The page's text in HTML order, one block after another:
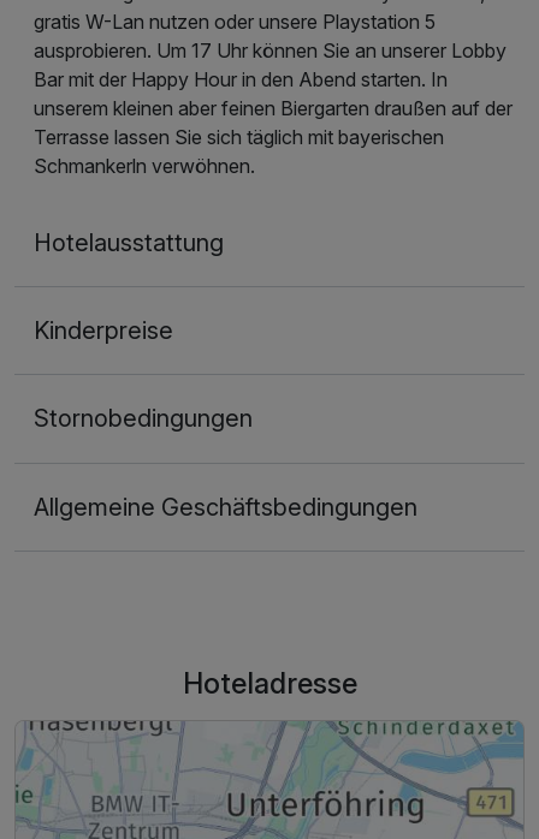
gratis W-Lan nutzen oder unsere Playstation 5
ausprobieren. Um 17 Uhr können Sie an unserer Lobby
Bar mit der Happy Hour in den Abend starten. In
unserem kleinen aber feinen Biergarten draußen auf der
Terrasse lassen Sie sich täglich mit bayerischen
Schmankerln verwöhnen.
Hotelausstattung
Kinderpreise
Stornobedingungen
Allgemeine Geschäftsbedingungen
Hoteladresse